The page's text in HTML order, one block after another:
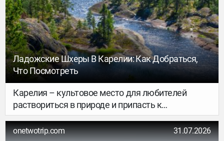
Ладожские Шхеры В Карелии: Как Добраться,
Что Посмотреть
Карелия – культовое место для любителей
раствориться в природе и припасть к
первозданным стихиям. Точка притяжения
здесь – дикие острова на Ладоге, похожие на
onetwotrip.com 31.07.2026